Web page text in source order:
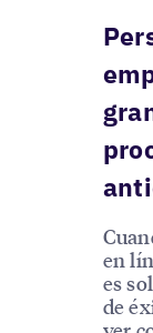
en
es
de